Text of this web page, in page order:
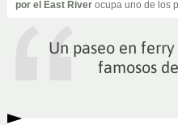
por el East Riverocupa uno de los
Un paseo en
famosos